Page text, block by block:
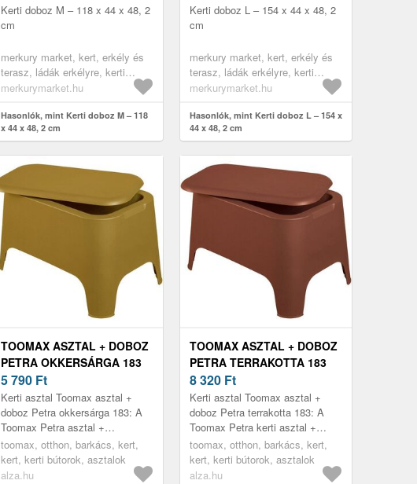
Kerti doboz M – 118 x 44 x 48, 2
cm
merkury market, kert, erkély és
terasz, ládák erkélyre, kerti
bútorok, kerti tároló dobozok
merkurymarket.hu
Hasonlók, mint Kerti doboz M – 118
x 44 x 48, 2 cm
Kerti doboz L – 154 x 44 x 48, 2
cm
merkury market, kert, erkély és
terasz, ládák erkélyre, kerti
bútorok, kerti tároló dobozok
merkurymarket.hu
Hasonlók, mint Kerti doboz L – 154 x
44 x 48, 2 cm
TOOMAX ASZTAL + DOBOZ
PETRA OKKERSÁRGA 183
5 790 Ft
Kerti asztal Toomax asztal +
doboz Petra okkersárga 183: A
Toomax Petra asztal +
tárolódoboz sima felületével és
tárolóterével ellenállhatatlan
bút...
toomax, otthon, barkács, kert,
kert, kerti bútorok, asztalok
alza.hu
TOOMAX ASZTAL + DOBOZ
PETRA TERRAKOTTA 183
8 320 Ft
Kerti asztal Toomax asztal +
doboz Petra terrakotta 183: A
Toomax Petra kerti asztal +
tárolódoboz sima felületével és
tárolóterével ellenállhatatl...
toomax, otthon, barkács, kert,
kert, kerti bútorok, asztalok
alza.hu